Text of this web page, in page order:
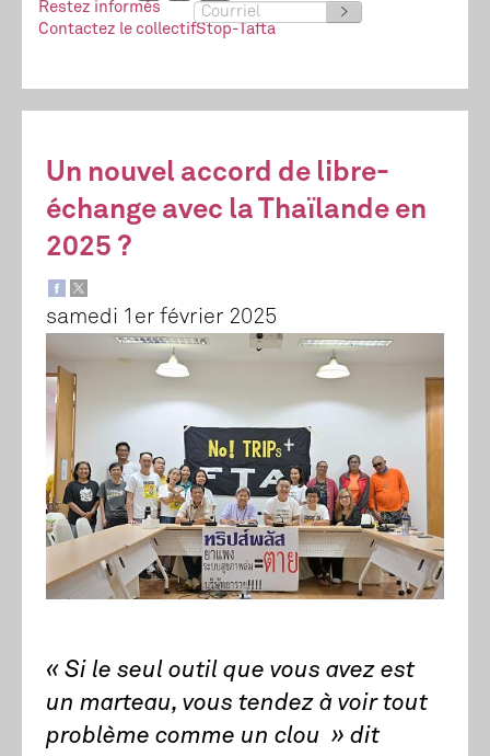
Restez informés
>
Contactez le collectifStop-Tafta
Un nouvel accord de libre-
échange avec la Thaïlande en
2025 ?
samedi 1er février 2025
« Si le seul outil que vous avez est
un marteau, vous tendez à voir tout
problème comme un clou » dit